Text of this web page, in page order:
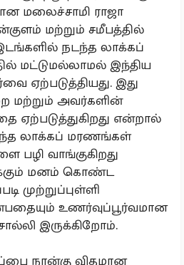
மலைச்சாமி ராஜா
மற்றும் சமீபத்தில்
நடந்த லாக்கப்
மட்டுமல்லாமல் இந்திய
ஏற்படுத்தியது. இது
மற்றும் அவர்களின்
ஏற்படுத்துகிறது என்றால்
லாக்கப் மரணங்கள்
பழி வாங்குகிறது
மனம் கொண்ட
முற்றுப்புள்ளி
உணர்வுப்பூர்வமான
இருக்கிறோம்.